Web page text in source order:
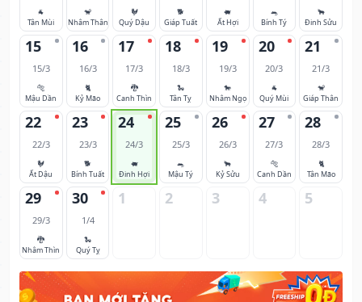
🐐
Tân Mùi
🐒
Nhâm Thân
🐓
Quý Dậu
🐕
Giáp Tuất
🐖
Ất Hợi
🐀
Bính Tý
🐂
Đinh Sửu
15
15/3
🐅
Mậu Dần
16
16/3
🐈
Kỷ Mão
17
17/3
🐉
Canh Thìn
18
18/3
🐍
Tân Tỵ
19
19/3
🐎
Nhâm Ngọ
20
20/3
🐐
Quý Mùi
21
21/3
🐒
Giáp Thân
22
22/3
🐓
Ất Dậu
23
23/3
🐕
Bính Tuất
24
24/3
🐖
Đinh Hợi
25
25/3
🐀
Mậu Tý
26
26/3
🐂
Kỷ Sửu
27
27/3
🐅
Canh Dần
28
28/3
🐈
Tân Mão
29
29/3
🐉
Nhâm Thìn
30
1/4
🐍
Quý Tỵ
1 2 3 4 5